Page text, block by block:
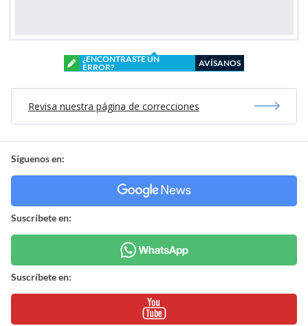
¿ENCONTRASTE UN
ERROR?
AVÍSANOS
Revisa nuestra página de correcciones
Síguenos en:
Suscríbete en:
Suscríbete en: